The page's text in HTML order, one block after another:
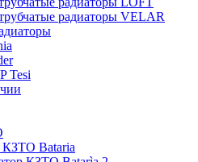
радиаторы VELAR
Tesi
КЗТО Bataria